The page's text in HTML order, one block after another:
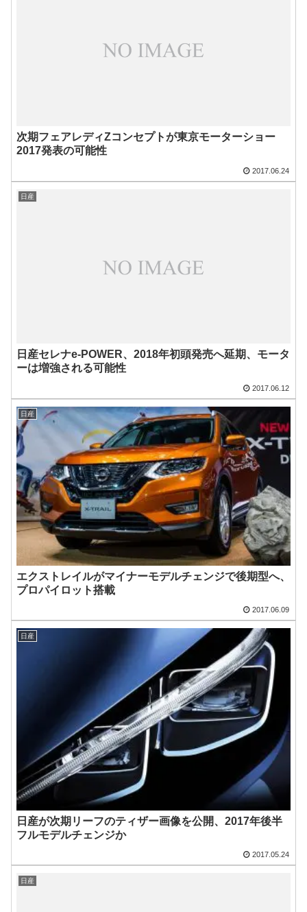
次期フェアレディZコンセプトが東京モーターショー
2017発表の可能性
2017.06.24
日産
日産セレナe-POWER、2018年初頭発売へ延期、モータ
ーは増強される可能性
2017.06.12
日産
エクストレイルがマイナーモデルチェンジで後期型へ、
プロパイロット搭載
2017.06.09
日産
日産が次期リーフのティザー画像を公開、2017年後半
フルモデルチェンジか
2017.05.24
日産